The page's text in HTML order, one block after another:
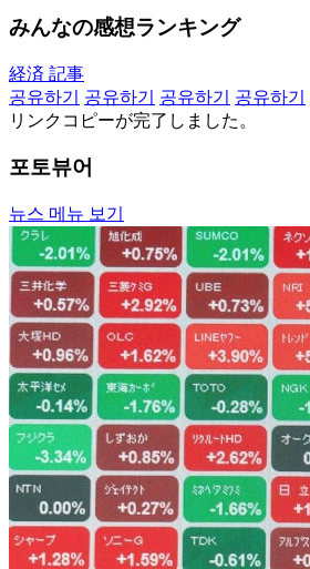
みんなの感想ランキング
経済 記事
공유하기
공유하기 공유하기 공유하기
リンクコピーが完了しました。
포토뷰어
뉴스 메뉴 보기